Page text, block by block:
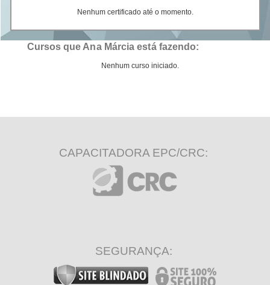
Nenhum certificado até o momento.
Cursos que Ana Márcia está fazendo:
Nenhum curso iniciado.
CAPACITADORA EPC/CRC:
SEGURANÇA: